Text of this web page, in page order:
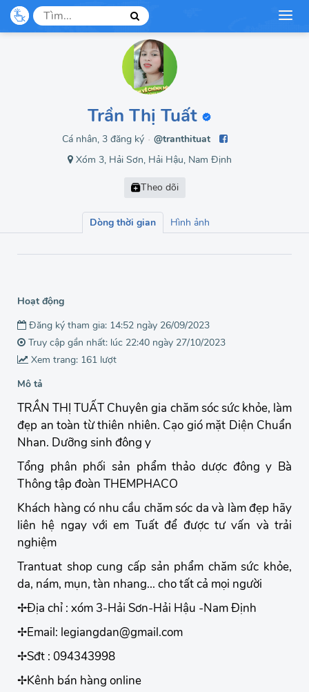
Trần Thị Tuất
Cá nhân, 3 đăng ký ●
@tranthituat
Xóm 3, Hải Sơn, Hải Hậu, Nam Định
Dòng thời gian Hình ảnh
Hoạt động
Đăng ký tham gia: 14:52 ngày 26/09/2023
Truy cập gần nhất: lúc 22:40 ngày 27/10/2023
Xem trang: 161 lượt
Mô tả
TRẦN THỊ TUẤT Chuyên gia chăm sóc sức khỏe, làm
đẹp an toàn từ thiên nhiên. Cạo gió mặt Diện Chuẩn
Nhan. Dưỡng sinh đông y
Tổng phân phối sản phẩm thảo dược đông y Bà
Thông tập đoàn THEMPHACO
Khách hàng có nhu cầu chăm sóc da và làm đẹp hãy
liên hệ ngay với em Tuất để được tư vấn và trải
nghiệm
Trantuat shop cung cấp sản phẩm chăm sức khỏe,
da, nám, mụn, tàn nhang... cho tất cả mọi người
✢Địa chỉ : xóm 3-Hải Sơn-Hải Hậu -Nam Định
✢Email: legiangdan@gmail.com
✢Sđt : 094343998
✢Kênh bán hàng online